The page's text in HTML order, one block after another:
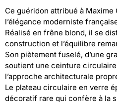
Ce guéridon attribué à
l’élégance moderniste
Réalisé en frêne blond, il se
construction et l’équilibre
Son piètement fuselé, d’une
soutient une ceinture
l’approche architecturale
Le plateau circulaire en verre
décoratif rare qui confère à la